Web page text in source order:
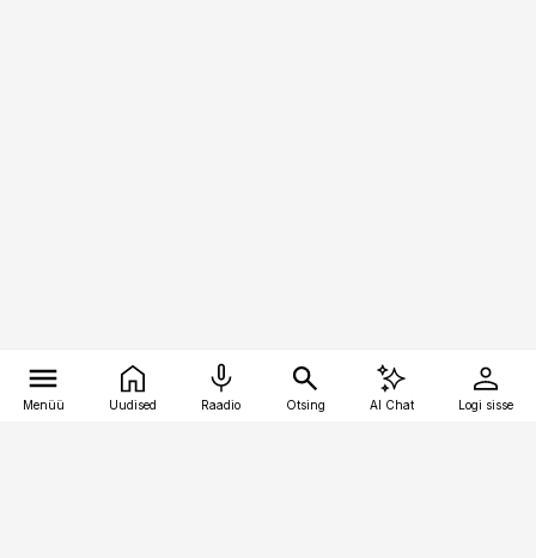
Menüü Uudised Raadio Otsing AI Chat Logi sisse